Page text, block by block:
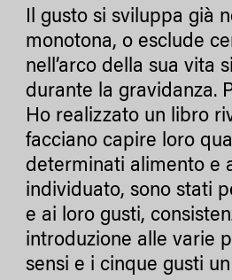
Il gusto si sviluppa già
monotona, o esclude
nell’arco della sua vita
durante la gravidanza.
Ho realizzato un libro
facciano capire loro
determinati alimento e
individuato, sono stati
e ai loro gusti,
introduzione alle varie
sensi e i cinque gusti